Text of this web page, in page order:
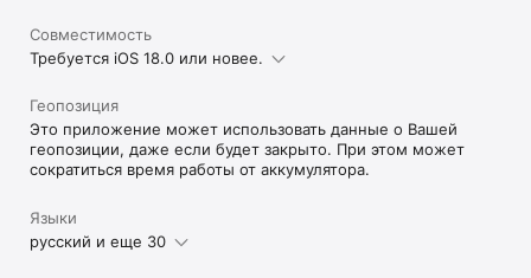
Совместимость
Требуется iOS 18.0 или новее.
Геопозиция
Это приложение может использовать данные о Вашей
геопозиции, даже если будет закрыто. При этом может
сократиться время работы от аккумулятора.
Языки
русский и еще 30